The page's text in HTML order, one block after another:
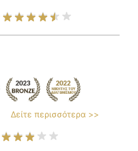
Δείτε περισσότερα >>